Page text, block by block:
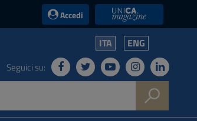
Accedi UniCA News
ITA ENG
Seguici su: